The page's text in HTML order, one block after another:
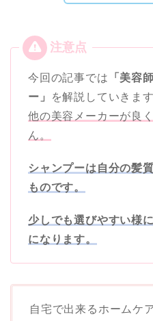
今回の記事では 「美容
ー」
を解説していきま
他の美容メーカーが良
ん。
シャンプーは自分の髪
ものです。
少しでも選びやすい様
になります。
自宅で出来るホームケ